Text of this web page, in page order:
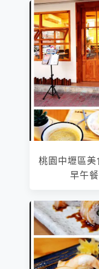
桃園中壢區美
早午